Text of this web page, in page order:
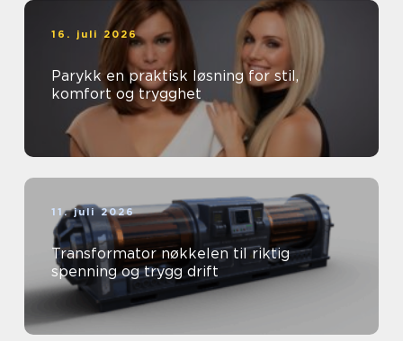
16. juli 2026
Parykk en praktisk løsning for stil,
komfort og trygghet
11. juli 2026
Transformator nøkkelen til riktig
spenning og trygg drift